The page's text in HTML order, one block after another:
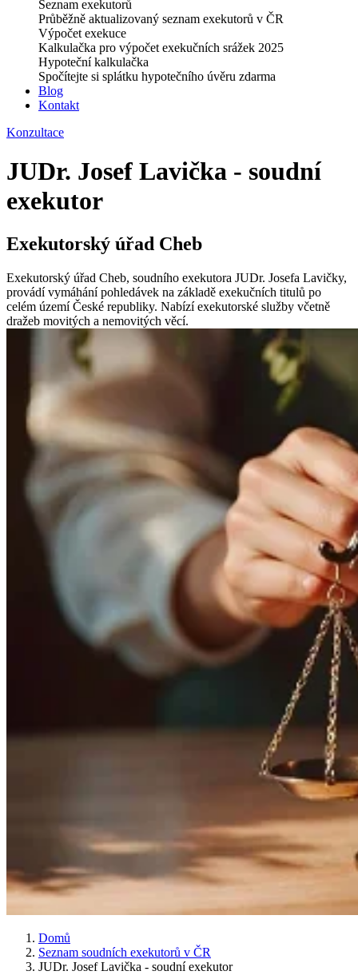
Seznam exekutorů
Průběžně aktualizovaný seznam exekutorů v ČR
Výpočet exekuce
Kalkulačka pro výpočet exekučních srážek 2025
Hypoteční kalkulačka
Spočítejte si splátku hypotečního úvěru zdarma
Blog
Kontakt
Konzultace
JUDr. Josef Lavička - soudní
exekutor
Exekutorský úřad Cheb
Exekutorský úřad Cheb, soudního exekutora JUDr. Josefa Lavičky,
provádí vymáhání pohledávek na základě exekučních titulů po
celém území České republiky. Nabízí exekutorské služby včetně
dražeb movitých a nemovitých věcí.
Domů
Seznam soudních exekutorů v ČR
JUDr. Josef Lavička - soudní exekutor